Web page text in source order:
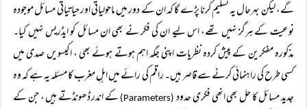
گے، لیکن بہرحال یہ تسلیم کرنا پڑے گا کہ ان کے دور میں ماحولیاتی اور حیاتیاتی مسائل موجودہ
نوعیت کے ہرگز نہیں تھے، اس لیے ان کی فکر نے بھی ان مسائل کو ایڈریس نہیں کیا۔
مذکورہ مفکرین کے پیش کردہ نظریات اپنی جگہ اہم ہوتے ہوئے بھی ، اکیسویں صدی میں
کسی طرح کی راہنمائی کرنے سے قاصر ہیں۔ راقم کی رائے میں اہلِ مغرب کا مسئلہ یہ ہے کہ وہ
جدید مسائل کا حل بھی انھی فکری حدود(Parameters)
کے اندر ڈھونڈتے ہیں ، جن کے